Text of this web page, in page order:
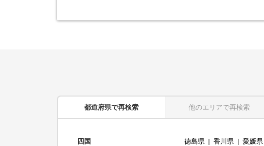
都道府県で再検索 他のエリアで再検索
四国 徳島県 香川県 愛媛県